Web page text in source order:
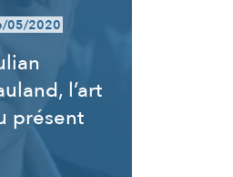
05/2020
l’art
présent